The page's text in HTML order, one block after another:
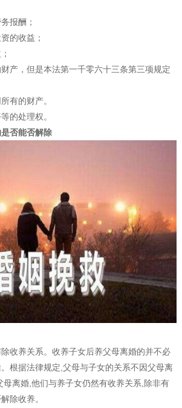
报酬；
的收益；
财产，但是本法第一千零六十三条第三项规定
有的财产。
的处理权。
否能否解除
收养关系。收养子女后养父母离婚的并不必
根据法律规定,父母与子女的关系不因父母离
母离婚,他们与养子女仍然有收养关系,除非有
除收养。